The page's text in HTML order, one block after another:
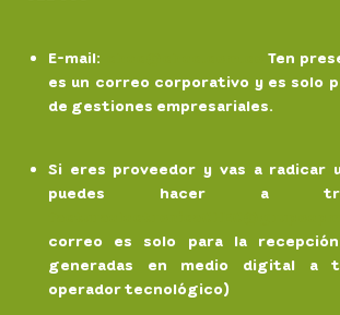
E-mail:
Ten
es un correo corporativo y es solo
de gestiones empresariales.
Si eres proveedor y vas a radicar
puedes hacer a
correo es solo para la
generadas en medio digital a
operador tecnológico)